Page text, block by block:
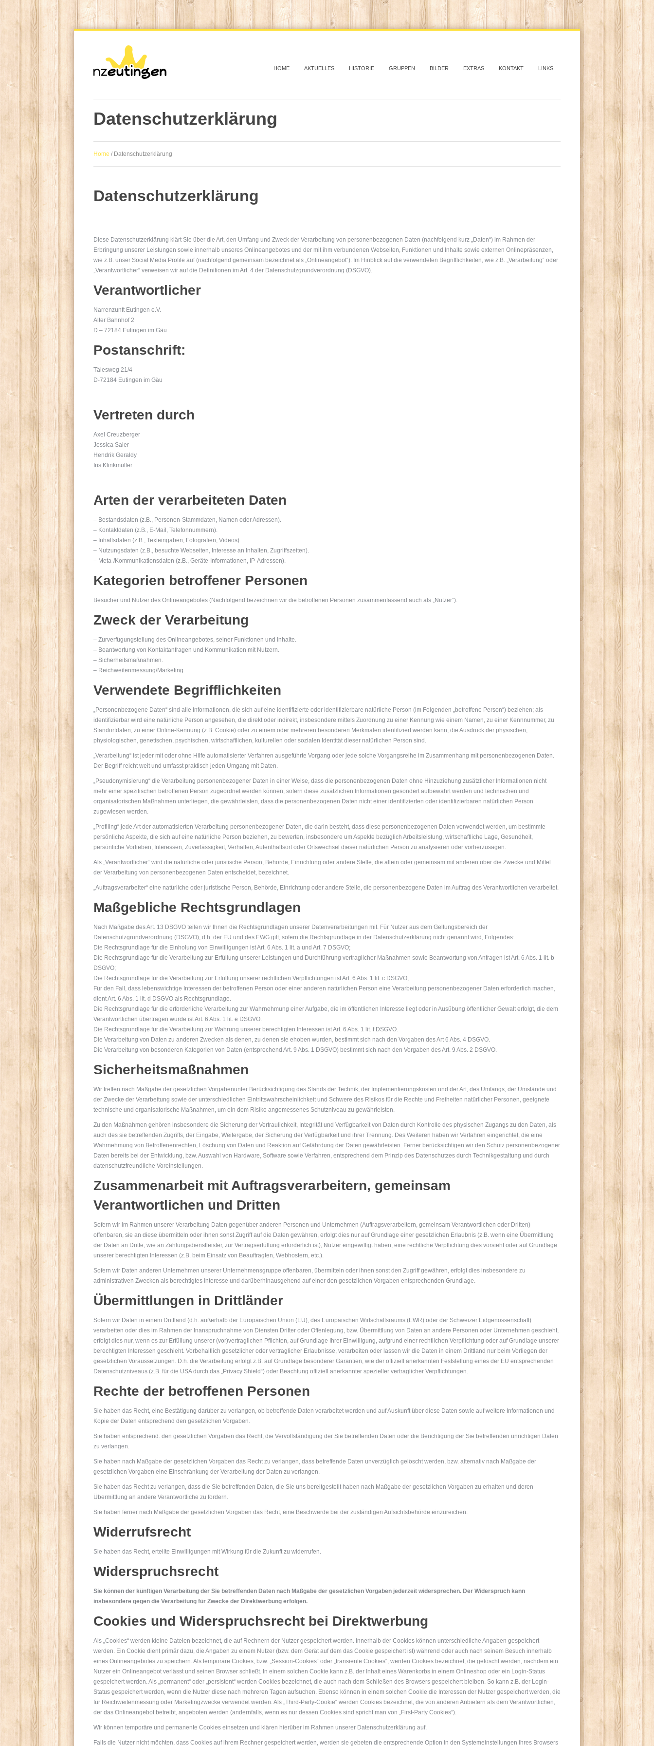
HOME AKTUELLES HISTORIE GRUPPEN BILDER EXTRAS KONTAKT LINKS
Datenschutzerklärung
Home / Datenschutzerklärung
Datenschutzerklärung
Diese Datenschutzerklärung klärt Sie über die Art, den Umfang und Zweck der Verarbeitung von personenbezogenen Daten (nachfolgend kurz „Daten“) im Rahmen der
Erbringung unserer Leistungen sowie innerhalb unseres Onlineangebotes und der mit ihm verbundenen Webseiten, Funktionen und Inhalte sowie externen Onlinepräsenzen,
wie z.B. unser Social Media Profile auf (nachfolgend gemeinsam bezeichnet als „Onlineangebot“). Im Hinblick auf die verwendeten Begrifflichkeiten, wie z.B. „Verarbeitung“ oder
„Verantwortlicher“ verweisen wir auf die Definitionen im Art. 4 der Datenschutzgrundverordnung (DSGVO).
Verantwortlicher
Narrenzunft Eutingen e.V.
Alter Bahnhof 2
D – 72184 Eutingen im Gäu
Postanschrift:
Tälesweg 21/4
D-72184 Eutingen im Gäu
Vertreten durch
Axel Creuzberger
Jessica Saier
Hendrik Geraldy
Iris Klinkmüller
Arten der verarbeiteten Daten
– Bestandsdaten (z.B., Personen-Stammdaten, Namen oder Adressen).
– Kontaktdaten (z.B., E-Mail, Telefonnummern).
– Inhaltsdaten (z.B., Texteingaben, Fotografien, Videos).
– Nutzungsdaten (z.B., besuchte Webseiten, Interesse an Inhalten, Zugriffszeiten).
– Meta-/Kommunikationsdaten (z.B., Geräte-Informationen, IP-Adressen).
Kategorien betroffener Personen
Besucher und Nutzer des Onlineangebotes (Nachfolgend bezeichnen wir die betroffenen Personen zusammenfassend auch als „Nutzer“).
Zweck der Verarbeitung
– Zurverfügungstellung des Onlineangebotes, seiner Funktionen und Inhalte.
– Beantwortung von Kontaktanfragen und Kommunikation mit Nutzern.
– Sicherheitsmaßnahmen.
– Reichweitenmessung/Marketing
Verwendete Begrifflichkeiten
„Personenbezogene Daten“ sind alle Informationen, die sich auf eine identifizierte oder identifizierbare natürliche Person (im Folgenden „betroffene Person“) beziehen; als
identifizierbar wird eine natürliche Person angesehen, die direkt oder indirekt, insbesondere mittels Zuordnung zu einer Kennung wie einem Namen, zu einer Kennnummer, zu
Standortdaten, zu einer Online-Kennung (z.B. Cookie) oder zu einem oder mehreren besonderen Merkmalen identifiziert werden kann, die Ausdruck der physischen,
physiologischen, genetischen, psychischen, wirtschaftlichen, kulturellen oder sozialen Identität dieser natürlichen Person sind.
„Verarbeitung“ ist jeder mit oder ohne Hilfe automatisierter Verfahren ausgeführte Vorgang oder jede solche Vorgangsreihe im Zusammenhang mit personenbezogenen Daten.
Der Begriff reicht weit und umfasst praktisch jeden Umgang mit Daten.
„Pseudonymisierung“ die Verarbeitung personenbezogener Daten in einer Weise, dass die personenbezogenen Daten ohne Hinzuziehung zusätzlicher Informationen nicht
mehr einer spezifischen betroffenen Person zugeordnet werden können, sofern diese zusätzlichen Informationen gesondert aufbewahrt werden und technischen und
organisatorischen Maßnahmen unterliegen, die gewährleisten, dass die personenbezogenen Daten nicht einer identifizierten oder identifizierbaren natürlichen Person
zugewiesen werden.
„Profiling“ jede Art der automatisierten Verarbeitung personenbezogener Daten, die darin besteht, dass diese personenbezogenen Daten verwendet werden, um bestimmte
persönliche Aspekte, die sich auf eine natürliche Person beziehen, zu bewerten, insbesondere um Aspekte bezüglich Arbeitsleistung, wirtschaftliche Lage, Gesundheit,
persönliche Vorlieben, Interessen, Zuverlässigkeit, Verhalten, Aufenthaltsort oder Ortswechsel dieser natürlichen Person zu analysieren oder vorherzusagen.
Als „Verantwortlicher“ wird die natürliche oder juristische Person, Behörde, Einrichtung oder andere Stelle, die allein oder gemeinsam mit anderen über die Zwecke und Mittel
der Verarbeitung von personenbezogenen Daten entscheidet, bezeichnet.
„Auftragsverarbeiter“ eine natürliche oder juristische Person, Behörde, Einrichtung oder andere Stelle, die personenbezogene Daten im Auftrag des Verantwortlichen verarbeitet.
Maßgebliche Rechtsgrundlagen
Nach Maßgabe des Art. 13 DSGVO teilen wir Ihnen die Rechtsgrundlagen unserer Datenverarbeitungen mit. Für Nutzer aus dem Geltungsbereich der
Datenschutzgrundverordnung (DSGVO), d.h. der EU und des EWG gilt, sofern die Rechtsgrundlage in der Datenschutzerklärung nicht genannt wird, Folgendes:
Die Rechtsgrundlage für die Einholung von Einwilligungen ist Art. 6 Abs. 1 lit. a und Art. 7 DSGVO;
Die Rechtsgrundlage für die Verarbeitung zur Erfüllung unserer Leistungen und Durchführung vertraglicher Maßnahmen sowie Beantwortung von Anfragen ist Art. 6 Abs. 1 lit. b
DSGVO;
Die Rechtsgrundlage für die Verarbeitung zur Erfüllung unserer rechtlichen Verpflichtungen ist Art. 6 Abs. 1 lit. c DSGVO;
Für den Fall, dass lebenswichtige Interessen der betroffenen Person oder einer anderen natürlichen Person eine Verarbeitung personenbezogener Daten erforderlich machen,
dient Art. 6 Abs. 1 lit. d DSGVO als Rechtsgrundlage.
Die Rechtsgrundlage für die erforderliche Verarbeitung zur Wahrnehmung einer Aufgabe, die im öffentlichen Interesse liegt oder in Ausübung öffentlicher Gewalt erfolgt, die dem
Verantwortlichen übertragen wurde ist Art. 6 Abs. 1 lit. e DSGVO.
Die Rechtsgrundlage für die Verarbeitung zur Wahrung unserer berechtigten Interessen ist Art. 6 Abs. 1 lit. f DSGVO.
Die Verarbeitung von Daten zu anderen Zwecken als denen, zu denen sie ehoben wurden, bestimmt sich nach den Vorgaben des Art 6 Abs. 4 DSGVO.
Die Verarbeitung von besonderen Kategorien von Daten (entsprechend Art. 9 Abs. 1 DSGVO) bestimmt sich nach den Vorgaben des Art. 9 Abs. 2 DSGVO.
Sicherheitsmaßnahmen
Wir treffen nach Maßgabe der gesetzlichen Vorgabenunter Berücksichtigung des Stands der Technik, der Implementierungskosten und der Art, des Umfangs, der Umstände und
der Zwecke der Verarbeitung sowie der unterschiedlichen Eintrittswahrscheinlichkeit und Schwere des Risikos für die Rechte und Freiheiten natürlicher Personen, geeignete
technische und organisatorische Maßnahmen, um ein dem Risiko angemessenes Schutzniveau zu gewährleisten.
Zu den Maßnahmen gehören insbesondere die Sicherung der Vertraulichkeit, Integrität und Verfügbarkeit von Daten durch Kontrolle des physischen Zugangs zu den Daten, als
auch des sie betreffenden Zugriffs, der Eingabe, Weitergabe, der Sicherung der Verfügbarkeit und ihrer Trennung. Des Weiteren haben wir Verfahren eingerichtet, die eine
Wahrnehmung von Betroffenenrechten, Löschung von Daten und Reaktion auf Gefährdung der Daten gewährleisten. Ferner berücksichtigen wir den Schutz personenbezogener
Daten bereits bei der Entwicklung, bzw. Auswahl von Hardware, Software sowie Verfahren, entsprechend dem Prinzip des Datenschutzes durch Technikgestaltung und durch
datenschutzfreundliche Voreinstellungen.
Zusammenarbeit mit Auftragsverarbeitern, gemeinsam
Verantwortlichen und Dritten
Sofern wir im Rahmen unserer Verarbeitung Daten gegenüber anderen Personen und Unternehmen (Auftragsverarbeitern, gemeinsam Verantwortlichen oder Dritten)
offenbaren, sie an diese übermitteln oder ihnen sonst Zugriff auf die Daten gewähren, erfolgt dies nur auf Grundlage einer gesetzlichen Erlaubnis (z.B. wenn eine Übermittlung
der Daten an Dritte, wie an Zahlungsdienstleister, zur Vertragserfüllung erforderlich ist), Nutzer eingewilligt haben, eine rechtliche Verpflichtung dies vorsieht oder auf Grundlage
unserer berechtigten Interessen (z.B. beim Einsatz von Beauftragten, Webhostern, etc.).
Sofern wir Daten anderen Unternehmen unserer Unternehmensgruppe offenbaren, übermitteln oder ihnen sonst den Zugriff gewähren, erfolgt dies insbesondere zu
administrativen Zwecken als berechtigtes Interesse und darüberhinausgehend auf einer den gesetzlichen Vorgaben entsprechenden Grundlage.
Übermittlungen in Drittländer
Sofern wir Daten in einem Drittland (d.h. außerhalb der Europäischen Union (EU), des Europäischen Wirtschaftsraums (EWR) oder der Schweizer Eidgenossenschaft)
verarbeiten oder dies im Rahmen der Inanspruchnahme von Diensten Dritter oder Offenlegung, bzw. Übermittlung von Daten an andere Personen oder Unternehmen geschieht,
erfolgt dies nur, wenn es zur Erfüllung unserer (vor)vertraglichen Pflichten, auf Grundlage Ihrer Einwilligung, aufgrund einer rechtlichen Verpflichtung oder auf Grundlage unserer
berechtigten Interessen geschieht. Vorbehaltlich gesetzlicher oder vertraglicher Erlaubnisse, verarbeiten oder lassen wir die Daten in einem Drittland nur beim Vorliegen der
gesetzlichen Voraussetzungen. D.h. die Verarbeitung erfolgt z.B. auf Grundlage besonderer Garantien, wie der offiziell anerkannten Feststellung eines der EU entsprechenden
Datenschutzniveaus (z.B. für die USA durch das „Privacy Shield“) oder Beachtung offiziell anerkannter spezieller vertraglicher Verpflichtungen.
Rechte der betroffenen Personen
Sie haben das Recht, eine Bestätigung darüber zu verlangen, ob betreffende Daten verarbeitet werden und auf Auskunft über diese Daten sowie auf weitere Informationen und
Kopie der Daten entsprechend den gesetzlichen Vorgaben.
Sie haben entsprechend. den gesetzlichen Vorgaben das Recht, die Vervollständigung der Sie betreffenden Daten oder die Berichtigung der Sie betreffenden unrichtigen Daten
zu verlangen.
Sie haben nach Maßgabe der gesetzlichen Vorgaben das Recht zu verlangen, dass betreffende Daten unverzüglich gelöscht werden, bzw. alternativ nach Maßgabe der
gesetzlichen Vorgaben eine Einschränkung der Verarbeitung der Daten zu verlangen.
Sie haben das Recht zu verlangen, dass die Sie betreffenden Daten, die Sie uns bereitgestellt haben nach Maßgabe der gesetzlichen Vorgaben zu erhalten und deren
Übermittlung an andere Verantwortliche zu fordern.
Sie haben ferner nach Maßgabe der gesetzlichen Vorgaben das Recht, eine Beschwerde bei der zuständigen Aufsichtsbehörde einzureichen.
Widerrufsrecht
Sie haben das Recht, erteilte Einwilligungen mit Wirkung für die Zukunft zu widerrufen.
Widerspruchsrecht
Sie können der künftigen Verarbeitung der Sie betreffenden Daten nach Maßgabe der gesetzlichen Vorgaben jederzeit widersprechen. Der Widerspruch kann
insbesondere gegen die Verarbeitung für Zwecke der Direktwerbung erfolgen.
Cookies und Widerspruchsrecht bei Direktwerbung
Als „Cookies“ werden kleine Dateien bezeichnet, die auf Rechnern der Nutzer gespeichert werden. Innerhalb der Cookies können unterschiedliche Angaben gespeichert
werden. Ein Cookie dient primär dazu, die Angaben zu einem Nutzer (bzw. dem Gerät auf dem das Cookie gespeichert ist) während oder auch nach seinem Besuch innerhalb
eines Onlineangebotes zu speichern. Als temporäre Cookies, bzw. „Session-Cookies“ oder „transiente Cookies“, werden Cookies bezeichnet, die gelöscht werden, nachdem ein
Nutzer ein Onlineangebot verlässt und seinen Browser schließt. In einem solchen Cookie kann z.B. der Inhalt eines Warenkorbs in einem Onlineshop oder ein Login-Status
gespeichert werden. Als „permanent“ oder „persistent“ werden Cookies bezeichnet, die auch nach dem Schließen des Browsers gespeichert bleiben. So kann z.B. der Login-
Status gespeichert werden, wenn die Nutzer diese nach mehreren Tagen aufsuchen. Ebenso können in einem solchen Cookie die Interessen der Nutzer gespeichert werden, die
für Reichweitenmessung oder Marketingzwecke verwendet werden. Als „Third-Party-Cookie“ werden Cookies bezeichnet, die von anderen Anbietern als dem Verantwortlichen,
der das Onlineangebot betreibt, angeboten werden (andernfalls, wenn es nur dessen Cookies sind spricht man von „First-Party Cookies“).
Wir können temporäre und permanente Cookies einsetzen und klären hierüber im Rahmen unserer Datenschutzerklärung auf.
Falls die Nutzer nicht möchten, dass Cookies auf ihrem Rechner gespeichert werden, werden sie gebeten die entsprechende Option in den Systemeinstellungen ihres Browsers